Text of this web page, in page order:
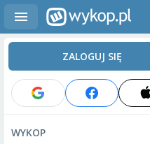
ZALOGUJ SIĘ
WYKOP